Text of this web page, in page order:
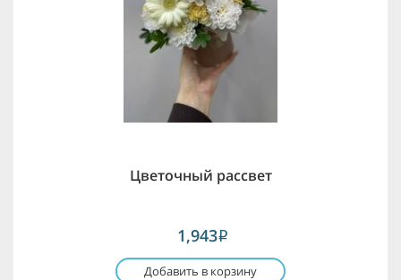
Цветочный рассвет
1,943i
Добавить в корзину